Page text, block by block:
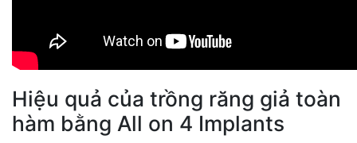
Hiệu quả của trồng răng giả toàn
hàm bằng All on 4 Implants